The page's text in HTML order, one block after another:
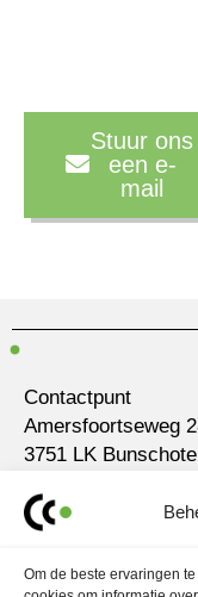
Om de beste ervaringen
We denken
je
Stuur ons
een e-
mail
Contactpunt
Amersfoortseweg
3751 LK
030 700 97 63
L
I